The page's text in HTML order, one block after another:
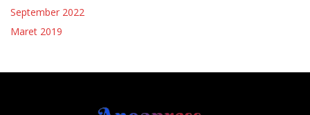
September 2022
Maret 2019